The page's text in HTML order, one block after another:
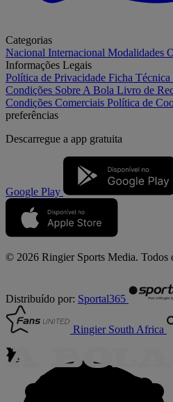
Categorias
Nacional Internacional Modalidades
Informações Legais
Política de Privacidade Ficha Técnica
Condições Sobre A Bola Livro de
Condições Comerciais Política de
preferências
Descarregue a app gratuita
Google Play
© 2026 Ringier Sports Media. Todos
Distribuído por: Sportal365
Ringier South Africa